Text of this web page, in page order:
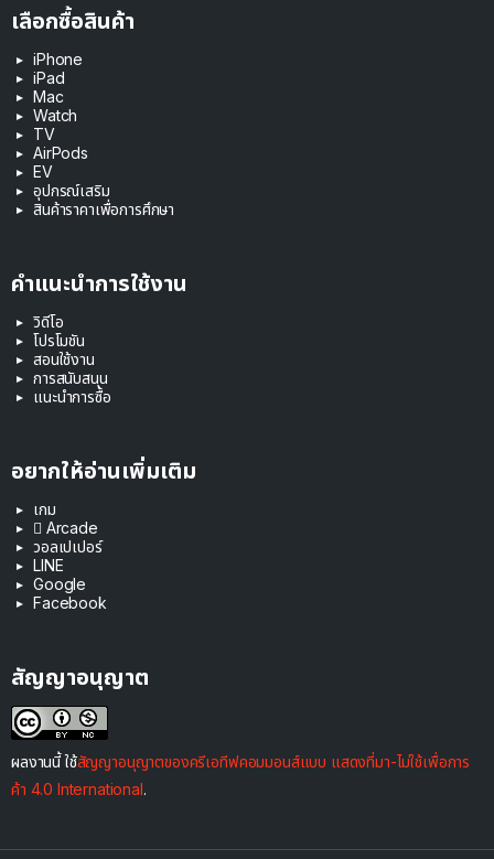
เลือกซื้อสินค้า
iPhone
iPad
Mac
Watch
TV
AirPods
EV
อุปกรณ์เสริม
สินค้าราคาเพื่อการศึกษา
คำแนะนำการใช้งาน
วิดีโอ
โปรโมชัน
สอนใช้งาน
การสนับสนุน
แนะนำการซื้อ
อยากให้อ่านเพิ่มเติม
เกม
 Arcade
วอลเปเปอร์
LINE
Google
Facebook
สัญญาอนุญาต
ผลงานนี้ ใช้สัญญาอนุญาตของครีเอทีฟคอมมอนส์แบบ แสดงที่มา-ไม่ใช้เพื่อการ
ค้า 4.0 International.